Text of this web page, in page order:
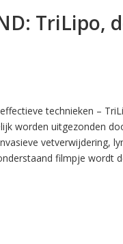
TriLipo,
technieken –
worden uitgezonden
vetverwijdering,
filmpje wordt